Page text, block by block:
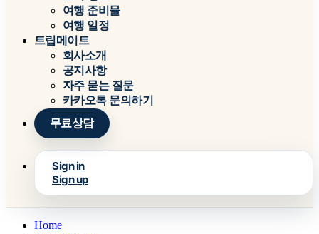
여행 준비물
여행 일정
트립메이트
회사소개
공지사항
자주 묻는 질문
카카오톡 문의하기
무료상담
Sign in
Sign up
Home